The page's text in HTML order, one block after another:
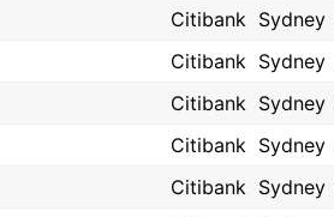
Citibank Sydney
Citibank Sydney
Citibank Sydney
Citibank Sydney
Citibank Sydney